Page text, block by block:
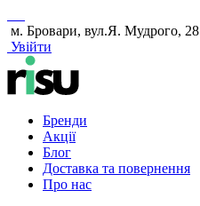
м. Бровари, вул.Я. Мудрого, 28
Увійти
Бренди
Акції
Блог
Доставка та повернення
Про нас